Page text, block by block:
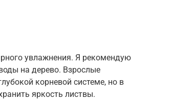
увлажнения. Я рекомендую
на дерево. Взрослые
корневой системе, но в
яркость листвы.